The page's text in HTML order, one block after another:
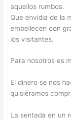
aquellos rumbos.
Que envidia de la
embellecen con
los visitantes.
Para nosotros es
El dinero se nos
quisiéramos
La sentada en un